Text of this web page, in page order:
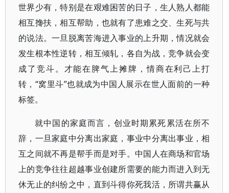
世界少有，特别是在艰难困苦的日子，生人熟人都能
相互搀扶，相互帮助，也就有了患难之交、生死与共
的说法。一旦脱离苦海进入事业的上升期，情况就会
发生根本性逆转，相互倾轧，各自为战，竞争就会变
成了竞斗。才能在脾气上摊牌，情商在利己上打
转，“窝里斗”也就成为中国人展示在世人面前的一种
标签。
就中国的家庭而言，创业时期累死累活在所不
辞，一旦家庭中分离出家庭，事业中分离出事业，相
互之间就不再是帮手而是对手。中国人在商场和官场
上的竞争往往超越事业创建所需要的能力而进入到无
休无止的纠纷之中，直到斗得你死我活，所谓共赢从